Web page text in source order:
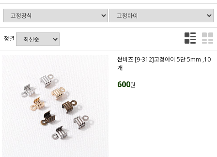
정렬
싼비즈 [9-312]고정아이 5단 5mm ,10
개
600원